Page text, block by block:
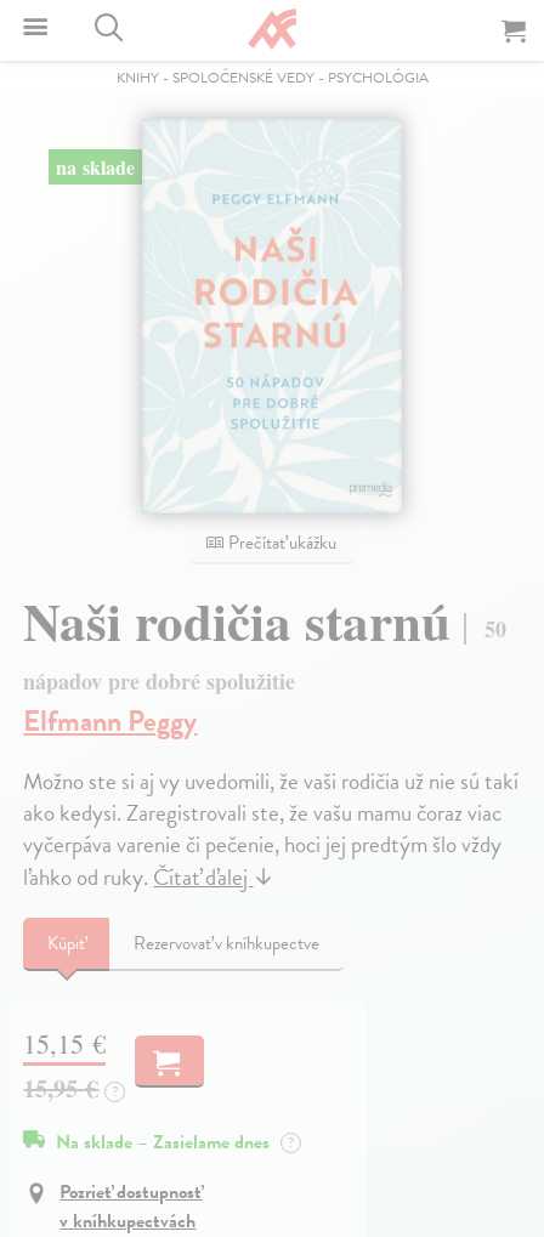
KNIHY- SPOLOČENSKÉ VEDY- PSYCHOLÓGIA
na sklade
Prečítať ukážku
Naši rodičia starnú
50
nápadov pre dobré spolužitie
Elfmann Peggy
Možno ste si aj vy uvedomili, že vaši rodičia už nie sú takí
ako kedysi. Zaregistrovali ste, že vašu mamu čoraz viac
vyčerpáva varenie či pečenie, hoci jej predtým šlo vždy
ľahko od ruky.Čítať ďalej↓
Kúpiť Rezervovať v kníhkupectve
15,15 €
15,95 € ?
Na sklade – Zasielame dnes ?
Pozrieť dostupnosť
v kníhkupectvách